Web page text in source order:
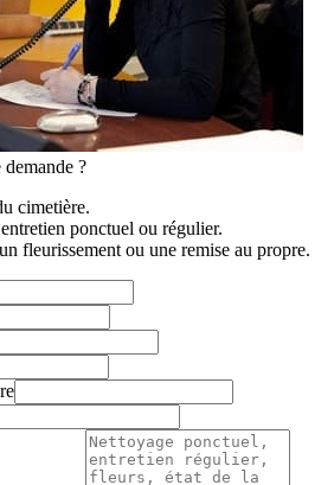
demande ?
cimetière.
ponctuel ou régulier.
fleurissement ou une remise au propre.